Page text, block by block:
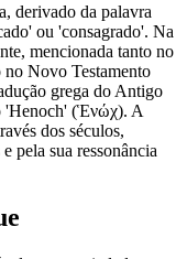
derivado da palavra
mencionada tanto no
no Novo Testamento
grega do Antigo
'Henoch' (Ἑνώχ). A
dos séculos,
pela sua ressonância